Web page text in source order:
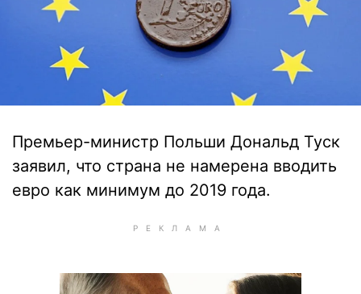
Премьер-министр Польши Дональд Туск
заявил, что страна не намерена вводить
евро как минимум до 2019 года.